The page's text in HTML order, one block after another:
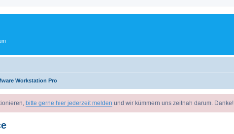
Workstation Pro
bitte gerne hier jederzeit melden und wir kümmern uns zeitnah darum. Danke!